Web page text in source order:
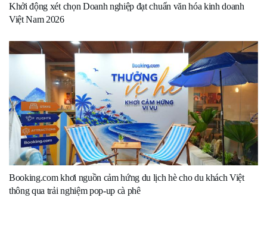
Khởi động xét chọn Doanh nghiệp đạt chuẩn văn hóa kinh doanh
Việt Nam 2026
Booking.com khơi nguồn cảm hứng du lịch hè cho du khách Việt
thông qua trải nghiệm pop-up cà phê